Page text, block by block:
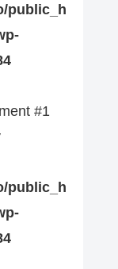
public_h
#1
public_h